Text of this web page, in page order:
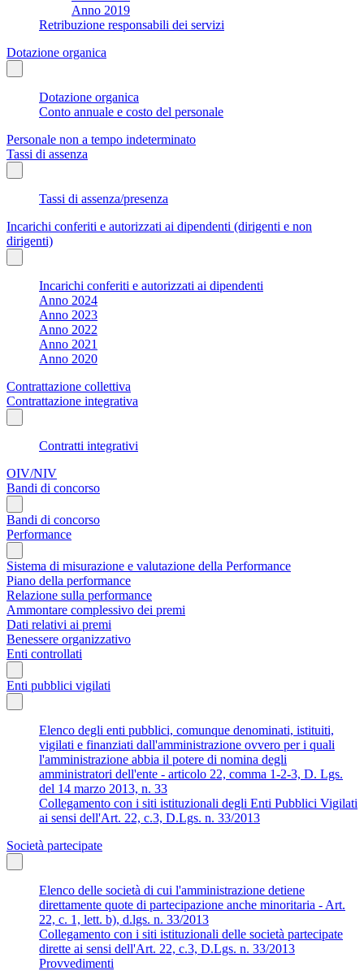
Anno 2019
Retribuzione responsabili dei servizi
Dotazione organica
Dotazione organica
Conto annuale e costo del personale
Personale non a tempo indeterminato
Tassi di assenza
Tassi di assenza/presenza
Incarichi conferiti e autorizzati ai dipendenti (dirigenti e non
dirigenti)
Incarichi conferiti e autorizzati ai dipendenti
Anno 2024
Anno 2023
Anno 2022
Anno 2021
Anno 2020
Contrattazione collettiva
Contrattazione integrativa
Contratti integrativi
OIV/NIV
Bandi di concorso
Bandi di concorso
Performance
Sistema di misurazione e valutazione della Performance
Piano della performance
Relazione sulla performance
Ammontare complessivo dei premi
Dati relativi ai premi
Benessere organizzativo
Enti controllati
Enti pubblici vigilati
Elenco degli enti pubblici, comunque denominati, istituiti,
vigilati e finanziati dall'amministrazione ovvero per i quali
l'amministrazione abbia il potere di nomina degli
amministratori dell'ente - articolo 22, comma 1-2-3, D. Lgs.
del 14 marzo 2013, n. 33
Collegamento con i siti istituzionali degli Enti Pubblici Vigilati
ai sensi dell'Art. 22, c.3, D.Lgs. n. 33/2013
Società partecipate
Elenco delle società di cui l'amministrazione detiene
direttamente quote di partecipazione anche minoritaria - Art.
22, c. 1, lett. b), d.lgs. n. 33/2013
Collegamento con i siti istituzionali delle società partecipate
dirette ai sensi dell'Art. 22, c.3, D.Lgs. n. 33/2013
Provvedimenti